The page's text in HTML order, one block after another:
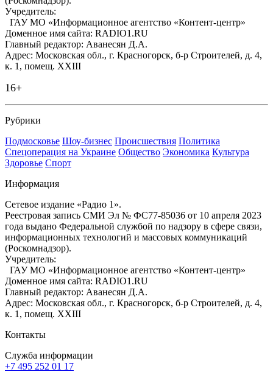
Учредитель:
ГАУ МО «Информационное агентство «Контент-центр»
Доменное имя сайта: RADIO1.RU
Главный редактор: Аванесян Д.А.
Адрес: Московская обл., г. Красногорск, б-р Строителей, д. 4,
к. 1, помещ. XXIII
16+
Рубрики
Подмосковье Шоу-бизнес Происшествия Политика
Спецоперация на Украине Общество Экономика Культура
Здоровье Спорт
Информация
Сетевое издание «Радио 1».
Реестровая запись СМИ Эл № ФС77-85036 от 10 апреля 2023
года выдано Федеральной службой по надзору в сфере связи,
информационных технологий и массовых коммуникаций
(Роскомнадзор).
Учредитель:
ГАУ МО «Информационное агентство «Контент-центр»
Доменное имя сайта: RADIO1.RU
Главный редактор: Аванесян Д.А.
Адрес: Московская обл., г. Красногорск, б-р Строителей, д. 4,
к. 1, помещ. XXIII
Контакты
Служба информации
+7 495 252 01 17